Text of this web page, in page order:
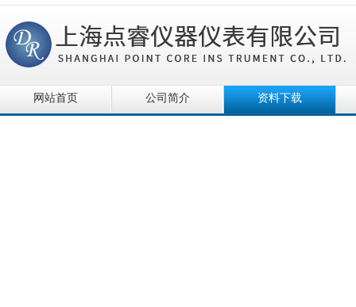
网站首页 公司简介 资料下载